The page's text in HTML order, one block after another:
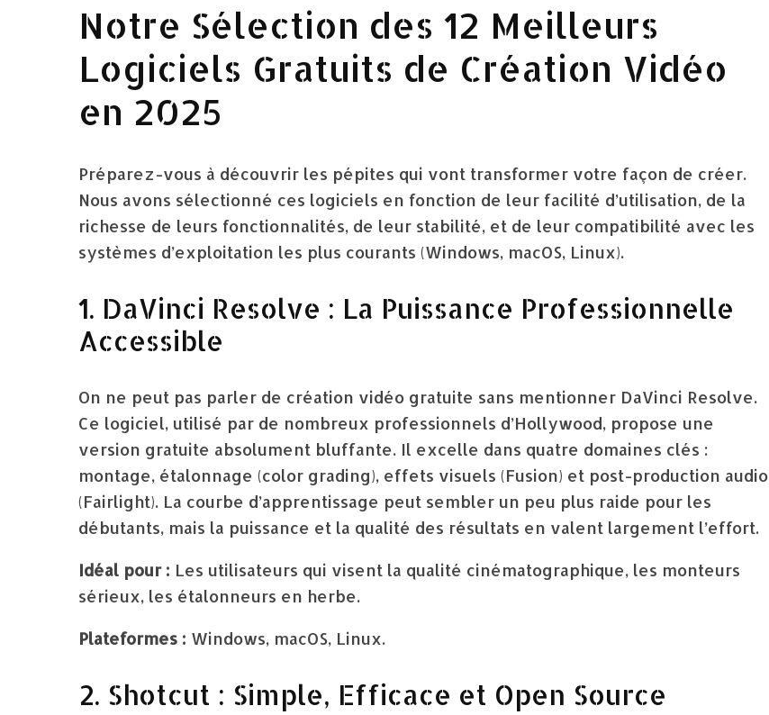
Notre Sélection des 12 Meilleurs
Logiciels Gratuits de Création Vidéo
en 2025
Préparez-vous à découvrir les pépites qui vont transformer votre façon de créer.
Nous avons sélectionné ces logiciels en fonction de leur facilité d’utilisation, de la
richesse de leurs fonctionnalités, de leur stabilité, et de leur compatibilité avec les
systèmes d’exploitation les plus courants (Windows, macOS, Linux).
1. DaVinci Resolve : La Puissance Professionnelle
Accessible
On ne peut pas parler de création vidéo gratuite sans mentionner DaVinci Resolve.
Ce logiciel, utilisé par de nombreux professionnels d’Hollywood, propose une
version gratuite absolument bluffante. Il excelle dans quatre domaines clés :
montage, étalonnage (color grading), effets visuels (Fusion) et post-production audio
(Fairlight). La courbe d’apprentissage peut sembler un peu plus raide pour les
débutants, mais la puissance et la qualité des résultats en valent largement l’effort.
Idéal pour : Les utilisateurs qui visent la qualité cinématographique, les monteurs
sérieux, les étalonneurs en herbe.
Plateformes : Windows, macOS, Linux.
2. Shotcut : Simple, Efficace et Open Source